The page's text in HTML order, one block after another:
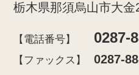
栃木県那須烏山市大
【電話番号】 0287-
【ファックス】 0287-